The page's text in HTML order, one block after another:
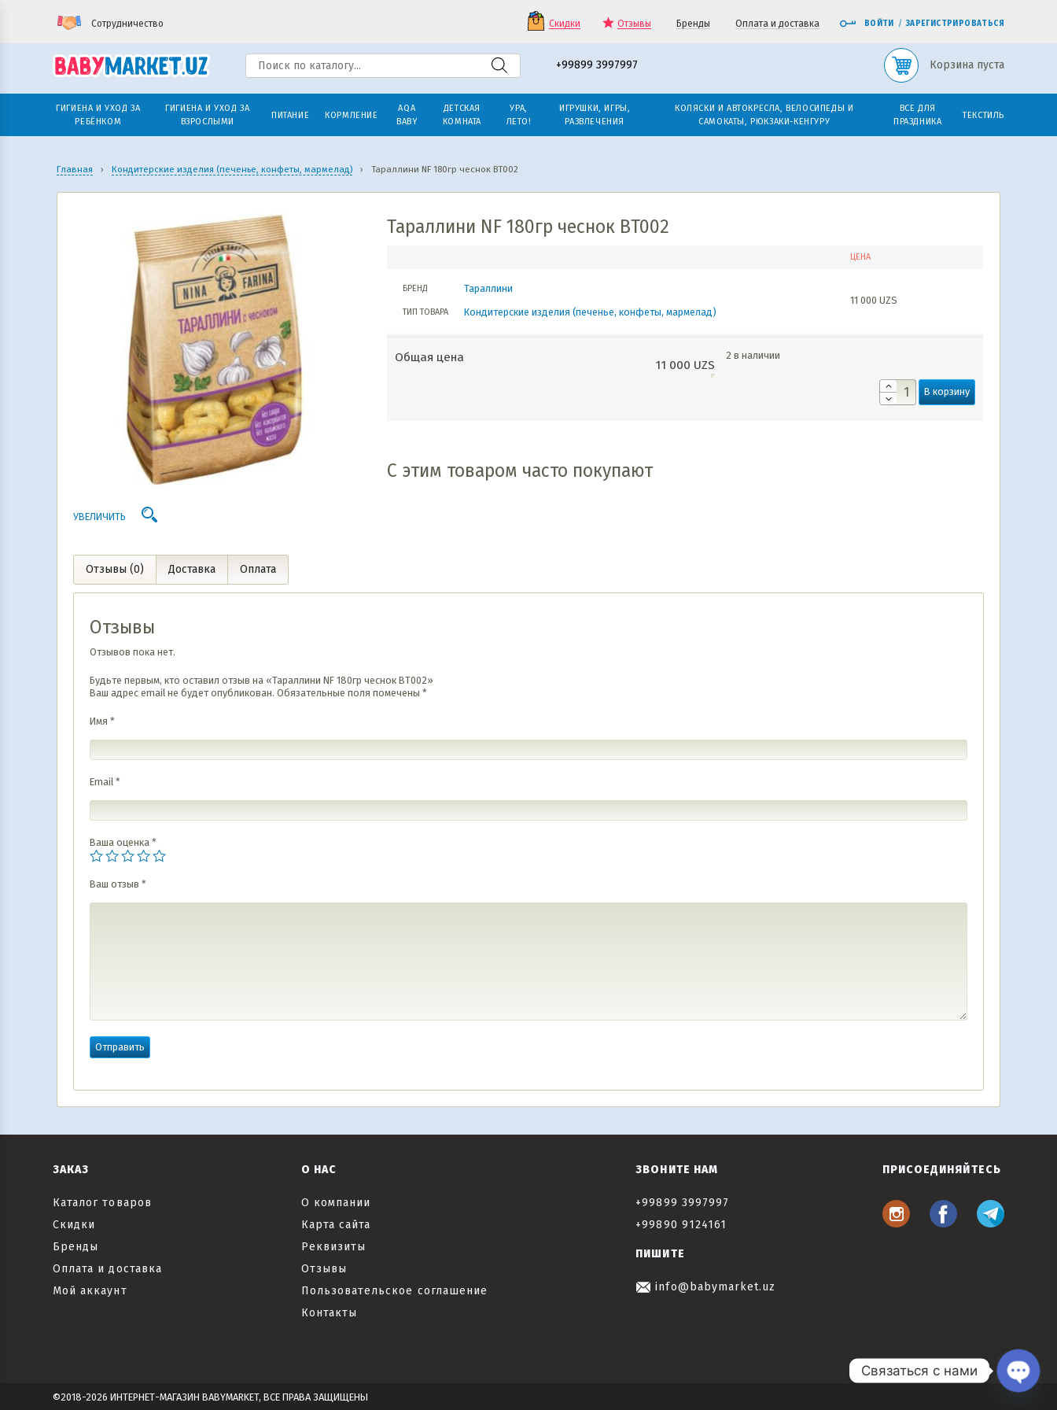
Сотрудничество Скидки Отзывы Бренды Оплата и доставка ВОЙТИ / ЗАРЕГИСТРИРОВАТЬСЯ
+99899 3997997 Корзина пуста
ГИГИЕНА И УХОД ЗА
РЕБЁНКОМ
ГИГИЕНА И УХОД ЗА
ВЗРОСЛЫМИ
ПИТАНИЕ КОРМЛЕНИЕ
AQA
BABY
ДЕТСКАЯ
КОМНАТА
УРА,
ЛЕТО!
ИГРУШКИ, ИГРЫ,
РАЗВЛЕЧЕНИЯ
КОЛЯСКИ И АВТОКРЕСЛА, ВЕЛОСИПЕДЫ И
САМОКАТЫ, РЮКЗАКИ-КЕНГУРУ
ВСЕ ДЛЯ
ПРАЗДНИКА
ТЕКСТИЛЬ
Главная › Кондитерские изделия (печенье, конфеты, мармелад) › Тараллини NF 180гр чеснок BT002
УВЕЛИЧИТЬ
Тараллини NF 180гр чеснок BT002
ЦЕНА
БРЕНД Тараллини
ТИП ТОВАРА Кондитерские изделия (печенье, конфеты, мармелад)
11 000UZS
Общая цена
11 000 UZS
2 в наличии
В корзину
С этим товаром часто покупают
Отзывы (0) Доставка Оплата
Отзывы
Отзывов пока нет.
Будьте первым, кто оставил отзыв на «Тараллини NF 180гр чеснок BT002»
Ваш адрес email не будет опубликован. Обязательные поля помечены *
Имя *
Email *
Ваша оценка *
Ваш отзыв *
ЗАКАЗ
Каталог товаров
Скидки
Бренды
Оплата и доставка
Мой аккаунт
О НАС
О компании
Карта сайта
Реквизиты
Отзывы
Пользовательское соглашение
Контакты
ЗВОНИТЕ НАМ
+99899 3997997
+99890 9124161
ПИШИТЕ
info@babymarket.uz
ПРИСОЕДИНЯЙТЕСЬ
©2018-2026 ИНТЕРНЕТ-МАГАЗИН BABYMARKET, ВСЕ ПРАВА ЗАЩИЩЕНЫ
Связаться с нами